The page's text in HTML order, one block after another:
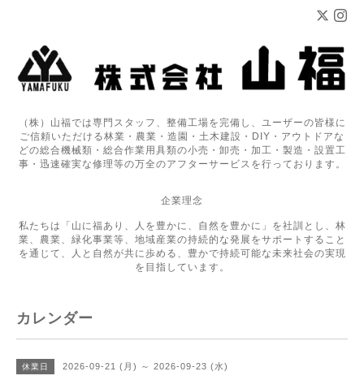
（株）山福では専門スタッフ、整備工場を完備し、ユーザーの皆様に
ご信頼いただける林業・農業・造園・土木建設・DIY・アウトドアな
どの総合機械類・総合作業用具類の小売・卸売・加工・製造・設置工
事・迅速確実な修理等の万全のアフターサービスを行っております。
企業理念
私たちは「山に福あり、人を豊かに、自然を豊かに」を社訓とし、林
業、農業、緑化事業等、地域産業の持続的な発展をサポートすること
を通じて、人と自然が共に歩める、豊かで持続可能な未来社会の実現
を目指しています。
カレンダー
休業日 2026-09-21 (月) ～ 2026-09-23 (水)